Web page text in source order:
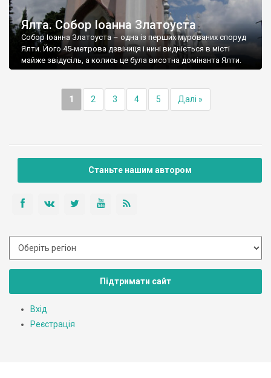
Ялта. Собор Іоанна Златоуста
Собор Іоанна Златоуста – одна із перших мурованих споруд
Ялти. Його 45-метрова дзвіниця і нині видніється в місті
майже звідусіль, а колись це була висотна домінанта Ялти.
1 2 3 4 5 Далі »
Станьте нашим автором
Підтримати сайт
Вхід
Реєстрація